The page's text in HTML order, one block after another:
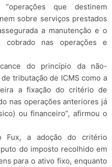
que destinem
sobre serviços prestados
a manutenção e o
cobrado nas operações e
do princípio da não-
tributação de ICMS como a
a fixação do critério de
nas operações anteriores já
ou financeiro”, afirmou o
Fux, a adoção do critério
do imposto recolhido em
para o ativo fixo, enquanto